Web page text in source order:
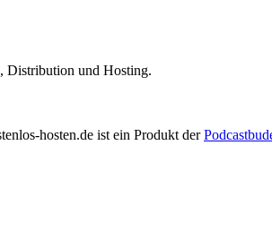
Distribution und Hosting.
hosten.de ist ein Produkt der